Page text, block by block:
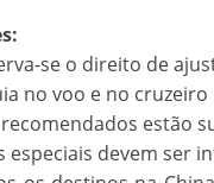
se o direito de
no voo e no cruzeiro
estão
especiais devem ser